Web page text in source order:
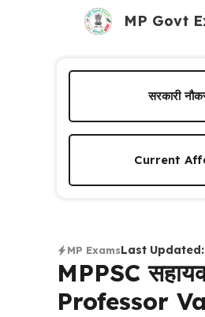
MP Govt
सरकारी
Current
MP ExamsLast Updated:
MPPSC
Professor